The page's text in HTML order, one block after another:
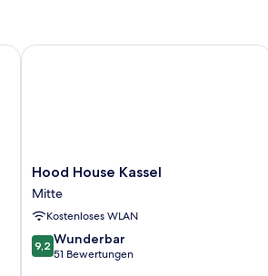
Hood
House
Kassel
Mitte
Hood House Kassel
Mitte
Kostenloses WLAN
9.2
von
9,2 Wunderbar
51 Bewertungen
Hood House Kassel